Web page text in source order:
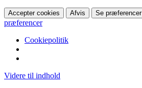
Accepter cookies Afvis Se præferencer
præferencer
Cookiepolitik
Videre til indhold